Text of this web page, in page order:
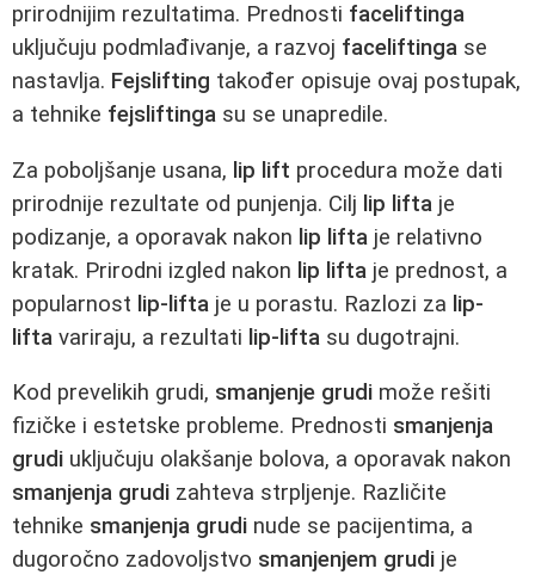
prirodnijim rezultatima. Prednosti faceliftinga
uključuju podmlađivanje, a razvoj faceliftinga se
nastavlja. Fejslifting također opisuje ovaj postupak,
a tehnike fejsliftinga su se unapredile.
Za poboljšanje usana, lip lift procedura može dati
prirodnije rezultate od punjenja. Cilj lip lifta je
podizanje, a oporavak nakon lip lifta je relativno
kratak. Prirodni izgled nakon lip lifta je prednost, a
popularnost lip-lifta je u porastu. Razlozi za lip-
lifta variraju, a rezultati lip-lifta su dugotrajni.
Kod prevelikih grudi, smanjenje grudi može rešiti
fizičke i estetske probleme. Prednosti smanjenja
grudi uključuju olakšanje bolova, a oporavak nakon
smanjenja grudi zahteva strpljenje. Različite
tehnike smanjenja grudi nude se pacijentima, a
dugoročno zadovoljstvo smanjenjem grudi je